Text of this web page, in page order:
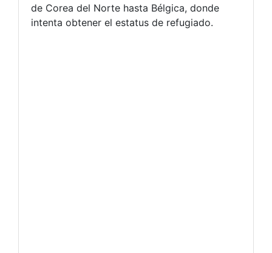
de Corea del Norte hasta Bélgica, donde
intenta obtener el estatus de refugiado.